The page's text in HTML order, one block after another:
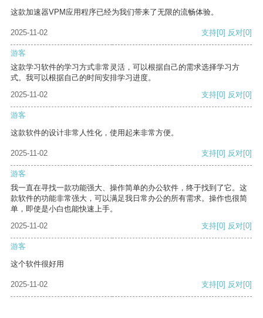
这款加速器VPM应用程序已经为我们带来了无限的流畅体验。
2025-11-02 支持[0] 反对[0]
游客
这款学习软件的学习方式非常灵活，可以根据自己的需求选择学习方
式。我可以根据自己的时间安排学习进度。
2025-11-02
支持[0] 反对[0]
游客
这款软件的设计非常人性化，使用起来非常方便。
2025-11-02 支持[0] 反对[0]
游客
我一直在寻找一款功能强大、操作简单的办公软件，终于找到了它。这
款软件的功能非常强大，可以满足我日常办公的所有需求。操作也很简
单，即使是小白也能快速上手。
2025-11-02
支持[0] 反对[0]
游客
这个软件很好用
2025-11-02 支持[0] 反对[0]